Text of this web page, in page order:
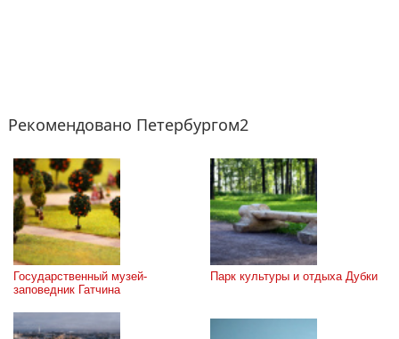
Рекомендовано Петербургом2
Государственный музей-
заповедник Гатчина
Парк культуры и отдыха Дубки